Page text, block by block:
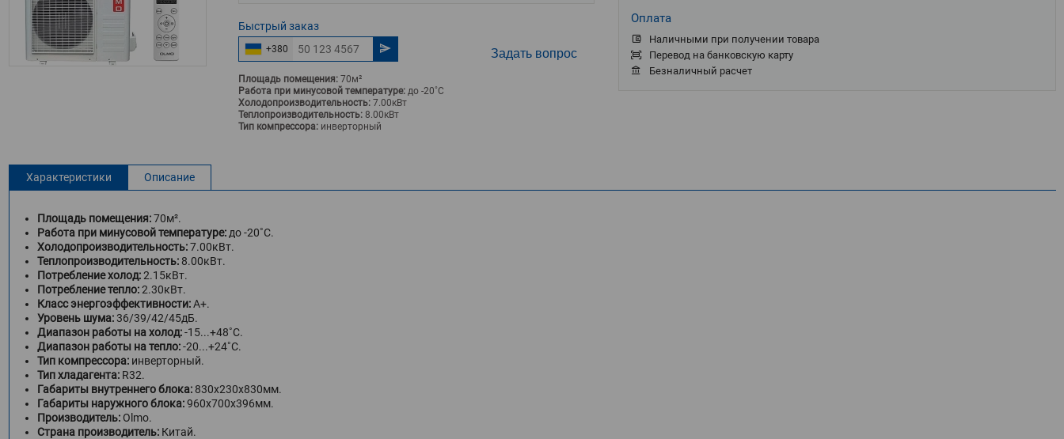
Быстрый заказ
+380 Задать вопрос
Площадь помещения: 70м²
Работа при минусовой температуре: до -20˚С
Холодопроизводительность: 7.00кВт
Теплопроизводительность: 8.00кВт
Тип компрессора: инверторный
Оплата
Наличными при получении товара
Перевод на банковскую карту
Безналичный расчет
Характеристики Описание
Площадь помещения:70м².
Работа при минусовой температуре: до -20˚С.
Холодопроизводительность:7.00кВт.
Теплопроизводительность: 8.00кВт.
Потребление холод:2.15кВт.
Потребление тепло:2.30кВт.
Класс энергоэффективности:A+.
Уровень шума:36/39/42/45дБ.
Диапазон работы на холод:-15...+48˚С.
Диапазон работы на тепло:-20...+24˚С.
Тип компрессора: инверторный.
Тип хладагента: R32.
Габариты внутреннего блока: 830х230х830мм.
Габариты наружного блока:960х700х396мм.
Производитель: Olmo.
Страна производитель: Китай.